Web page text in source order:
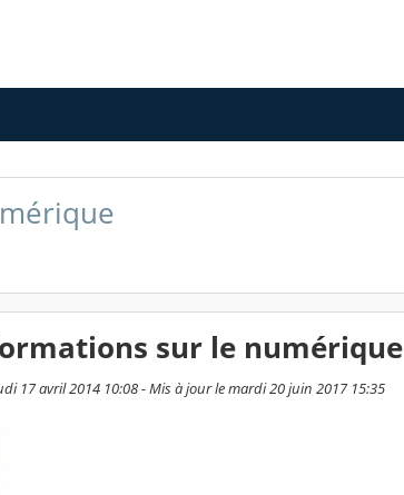
sur le numérique
17 avril 2014 10:08 - Mis à jour le mardi 20 juin 2017 15:35